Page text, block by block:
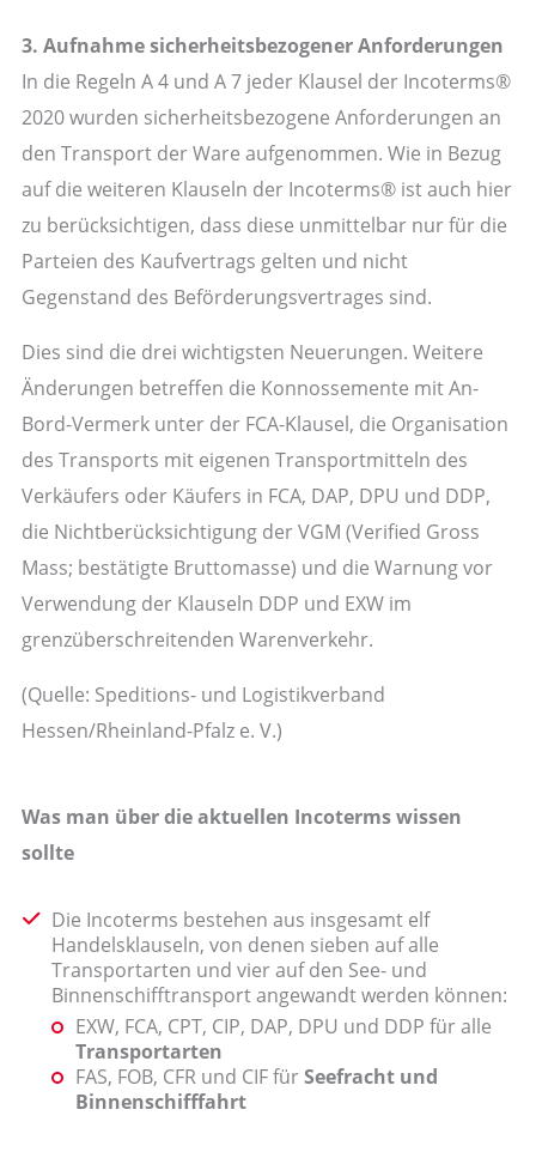
3. Aufnahme sicherheitsbezogener Anforderungen
In die Regeln A 4 und A 7 jeder Klausel der Incoterms®
2020 wurden sicherheitsbezogene Anforderungen an
den Transport der Ware aufgenommen. Wie in Bezug
auf die weiteren Klauseln der Incoterms® ist auch hier
zu berücksichtigen, dass diese unmittelbar nur für die
Parteien des Kaufvertrags gelten und nicht
Gegenstand des Beförderungsvertrages sind.
Dies sind die drei wichtigsten Neuerungen. Weitere
Änderungen betreffen die Konnossemente mit An-
Bord-Vermerk unter der FCA-Klausel, die Organisation
des Transports mit eigenen Transportmitteln des
Verkäufers oder Käufers in FCA, DAP, DPU und DDP,
die Nichtberücksichtigung der VGM (Verified Gross
Mass; bestätigte Bruttomasse) und die Warnung vor
Verwendung der Klauseln DDP und EXW im
grenzüberschreitenden Warenverkehr.
(Quelle: Speditions- und Logistikverband
Hessen/Rheinland-Pfalz e. V.)
Was man über die aktuellen Incoterms wissen
sollte
Die Incoterms bestehen aus insgesamt elf
Handelsklauseln, von denen sieben auf alle
Transportarten und vier auf den See- und
Binnenschifftransport angewandt werden können:
EXW, FCA, CPT, CIP, DAP, DPU und DDP für alle
Transportarten
FAS, FOB, CFR und CIF fürSeefracht und
Binnenschifffahrt